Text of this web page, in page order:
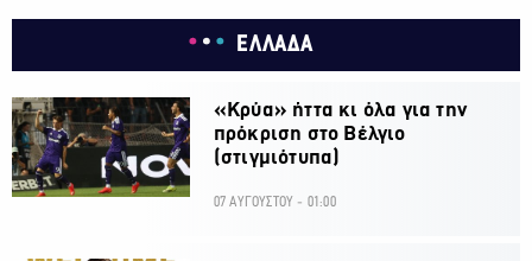
ΕΛΛΑΔΑ
«Κρύα» ήττα κι όλα για την
πρόκριση στο Βέλγιο
(στιγμιότυπα)
07 ΑΥΓΟΥΣΤΟΥ - 01:00